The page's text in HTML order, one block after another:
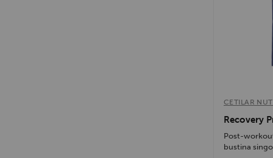
CETILAR
Recovery
Post-
bustina